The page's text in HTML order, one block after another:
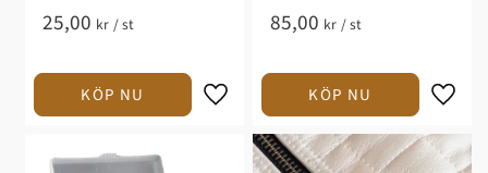
25,00 kr /st 85,00 kr /st